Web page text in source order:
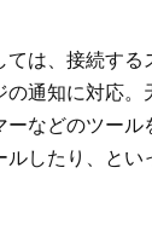
ては、接続する
の通知に対応。
ーなどのツール
ルしたり、とい